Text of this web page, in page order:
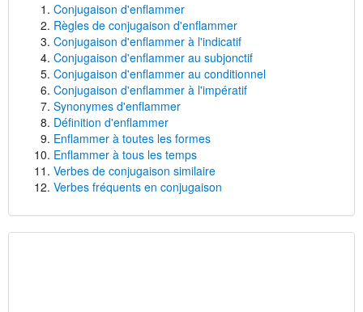
Conjugaison d'enflammer
Règles de conjugaison d'enflammer
Conjugaison d'enflammer à l'indicatif
Conjugaison d'enflammer au subjonctif
Conjugaison d'enflammer au conditionnel
Conjugaison d'enflammer à l'impératif
Synonymes d'enflammer
Définition d'enflammer
Enflammer à toutes les formes
Enflammer à tous les temps
Verbes de conjugaison similaire
Verbes fréquents en conjugaison